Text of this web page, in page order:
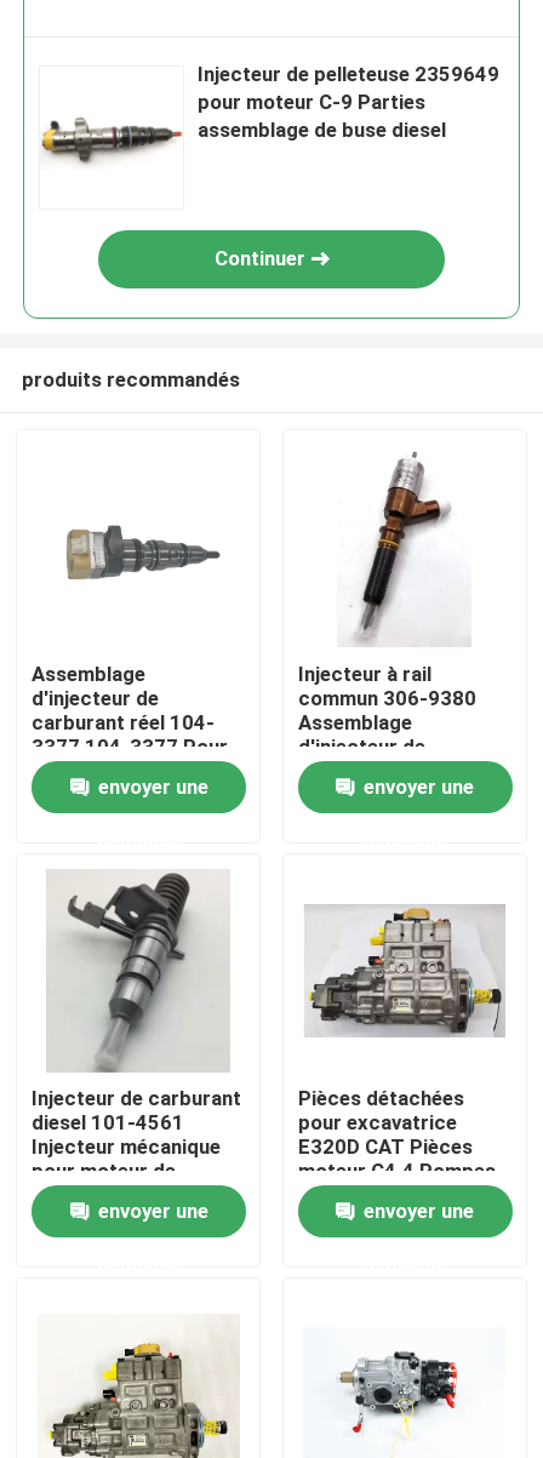
Maison
Vidéos
Au sujet de nous
Visite d'usine
Contrôle de qualité
Contactez-nous
Demandez une citation
Excavatrice Spare Part
Injecteur de pelleteuse 2359649
pour moteur C-9 Parties
assemblage de buse diesel
Continuer
produits recommandés
Assemblage
d'injecteur de
carburant réel 104-
3377 104-3377 Pour
moteur CAT de la série
3126
envoyer une
Injecteur à rail
commun 306-9380
Assemblage
d'injecteur de
carburant 2645A734
Pour moteur CAT C6.6
C4.4
envoyer une
Injecteur de carburant
diesel 101-4561
Injecteur mécanique
pour moteur de
pelleteuse 3116
envoyer une
Pièces détachées
pour excavatrice
E320D CAT Pièces
moteur C4.4 Pompes
d'injection de
carburant pour
moteur diesel 324-
envoyer une